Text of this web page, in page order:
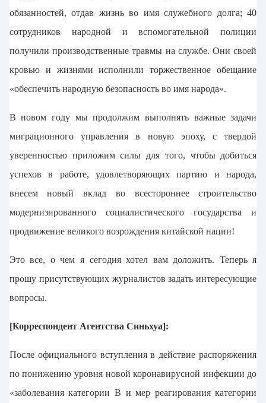
обязанностей, отдав жизнь во имя служебного долга; 40
сотрудников народной и вспомогательной полиции
получили производственные травмы на службе. Они своей
кровью и жизнями исполнили торжественное обещание
«обеспечить народную безопасность во имя народа».
В новом году мы продолжим выполнять важные задачи
миграционного управления в новую эпоху, с твердой
уверенностью приложим силы для того, чтобы добиться
успехов в работе, удовлетворяющих партию и народа,
внесем новый вклад во всестороннее строительство
модернизированного социалистического государства и
продвижение великого возрождения китайской нации!
Это все, о чем я сегодня хотел вам доложить. Теперь я
прошу присутствующих журналистов задать интересующие
вопросы.
[Корреспондент Агентства Синьхуа]:
После официального вступления в действие распоряжения
по понижению уровня новой коронавирусной инфекции до
«заболевания категории В и мер реагирования категории